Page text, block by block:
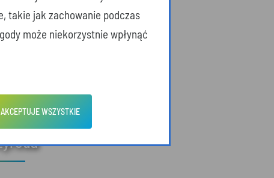
takie jak zachowanie podczas
może niekorzystnie wpłynąć
AKCEPTUJE WSZYSTKIE